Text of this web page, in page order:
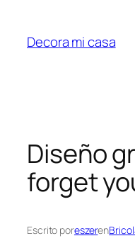
contenido
Decora mi casa
Diseño
forget
Escrito poreszeren